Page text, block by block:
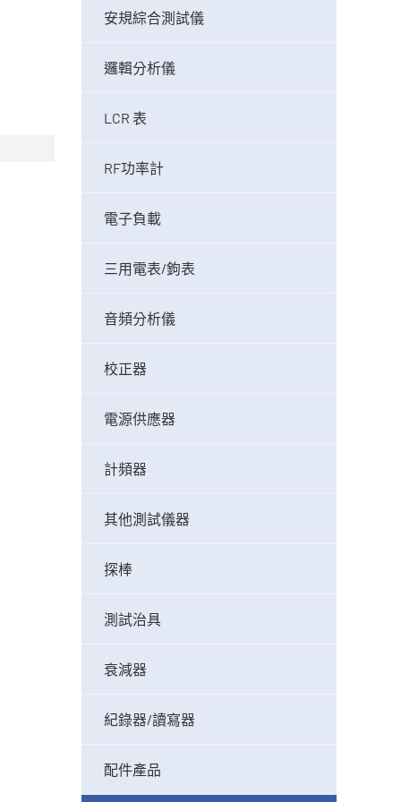
安規綜合測試儀
邏輯分析儀
LCR 表
RF功率計
電子負載
三用電表/鉤表
音頻分析儀
校正器
電源供應器
計頻器
其他測試儀器
探棒
測試治具
衰減器
紀錄器/讀寫器
配件產品